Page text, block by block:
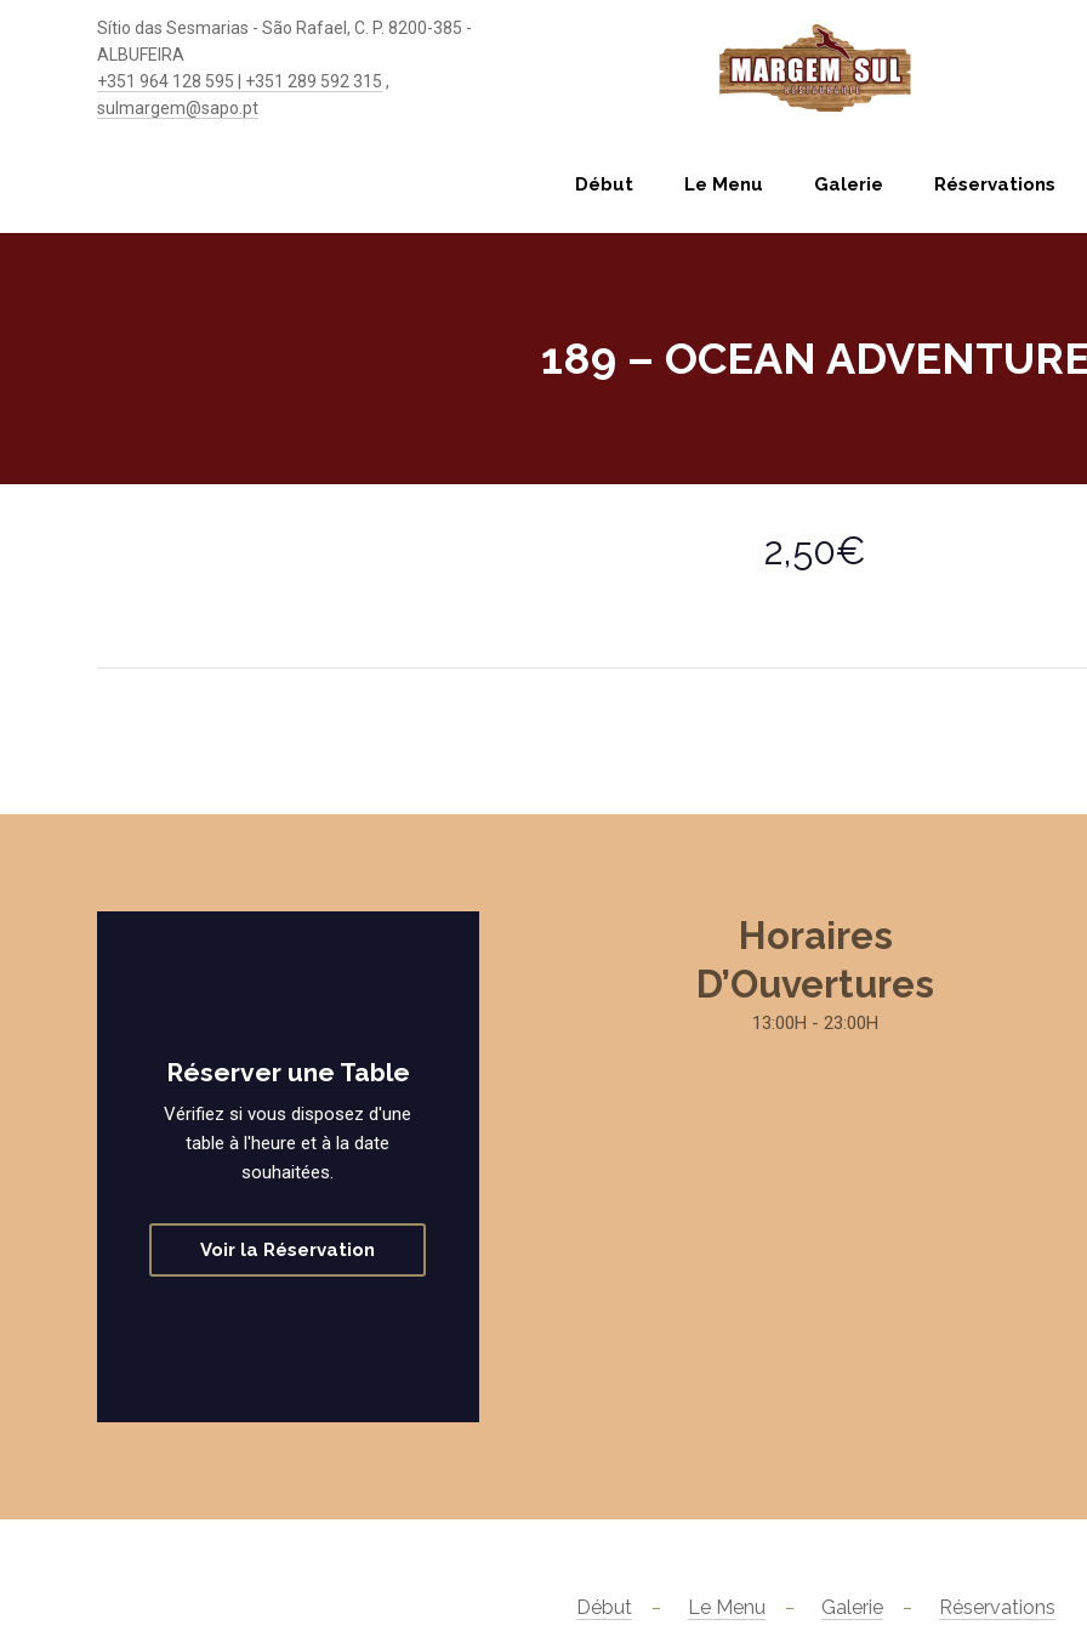
Sítio das Sesmarias - São Rafael, C. P. 8200-385 -
ALBUFEIRA
+351 964 128 595 | +351 289 592 315 ,
sulmargem@sapo.pt
Début Le Menu Galerie Réservations
189 – OCEAN
2,50€
Réserver une Table
Vérifiez si vous disposez d'une
table à l'heure et à la date
souhaitées.
Voir la Réservation
Horaires
D’Ouvertures
13:00H - 23:00H
Début Le Menu Galerie Réservations